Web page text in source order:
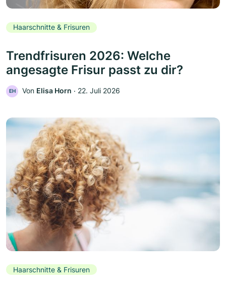
Haarschnitte & Frisuren
Trendfrisuren 2026: Welche
angesagte Frisur passt zu dir?
EH Von Elisa Horn ‧ 22. Juli 2026
Haarschnitte & Frisuren